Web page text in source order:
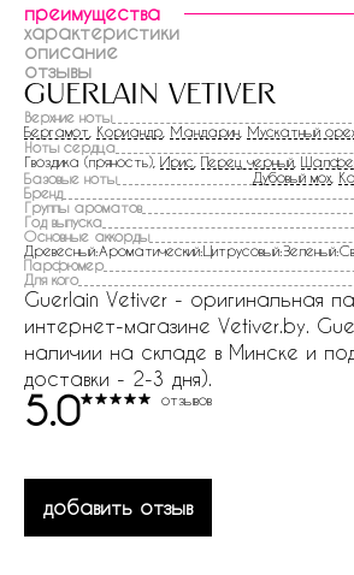
преимущества
характеристики
описание
отзывы
guerlain vetiver
Верхние ноты
Бергамот Кориандр Мандарин Мускатный
Ноты сердца
Гвоздика (пряность), Ирис Перец черный
Базовые ноты
Дубовый мох
Бренд
Группы ароматов
Год выпуска
Основные аккорды
Парфюмер
Для кого
Guerlain Vetiver - оригинальная
интернет-магазине Vetiver.by.
наличии на складе в Минске и
доставки - 2-3 дня).
5.0 отзывов
добавить отзыв